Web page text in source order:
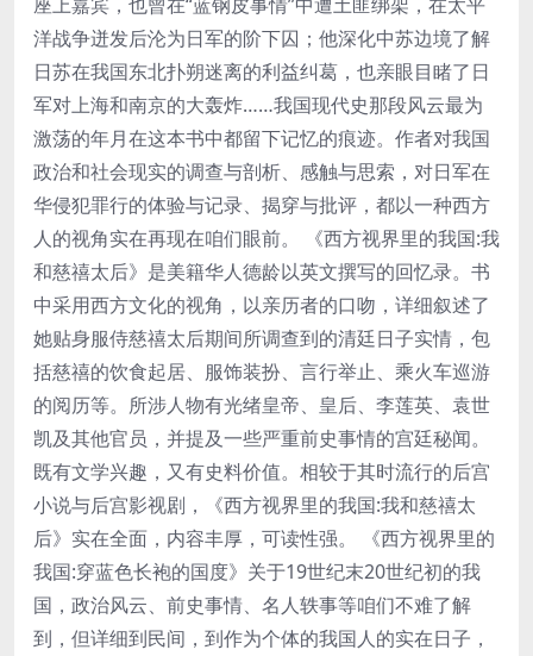
洋战争迸发后沦为日军的阶下囚；他深化中苏边境了解
日苏在我国东北扑朔迷离的利益纠葛，也亲眼目睹了日
军对上海和南京的大轰炸……我国现代史那段风云最为
激荡的年月在这本书中都留下记忆的痕迹。作者对我国
政治和社会现实的调查与剖析、感触与思索，对日军在
华侵犯罪行的体验与记录、揭穿与批评，都以一种西方
人的视角实在再现在咱们眼前。 《西方视界里的我国:我
和慈禧太后》是美籍华人德龄以英文撰写的回忆录。书
中采用西方文化的视角，以亲历者的口吻，详细叙述了
她贴身服侍慈禧太后期间所调查到的清廷日子实情，包
括慈禧的饮食起居、服饰装扮、言行举止、乘火车巡游
的阅历等。所涉人物有光绪皇帝、皇后、李莲英、袁世
凯及其他官员，并提及一些严重前史事情的宫廷秘闻。
既有文学兴趣，又有史料价值。相较于其时流行的后宫
小说与后宫影视剧，《西方视界里的我国:我和慈禧太
后》实在全面，内容丰厚，可读性强。 《西方视界里的
我国:穿蓝色长袍的国度》关于19世纪末20世纪初的我
国，政治风云、前史事情、名人轶事等咱们不难了解
到，但详细到民间，到作为个体的我国人的实在日子，